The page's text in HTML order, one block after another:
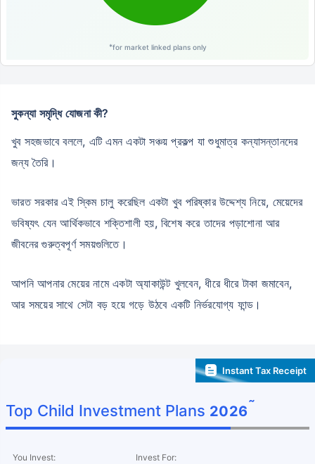
*for market linked plans only
সুকন্যা সমৃদ্ধি যোজনা কী?
খুব সহজভাবে বললে, এটি এমন একটা সঞ্চয় প্রকল্প যা শুধুমাত্র কন্যাসন্তানদের
জন্য তৈরি।
ভারত সরকার এই স্কিম চালু করেছিল একটা খুব পরিষ্কার উদ্দেশ্য নিয়ে, মেয়েদের
ভবিষ্যৎ যেন আর্থিকভাবে শক্তিশালী হয়, বিশেষ করে তাদের পড়াশোনা আর
জীবনের গুরুত্বপূর্ণ সময়গুলিতে।
আপনি আপনার মেয়ের নামে একটা অ্যাকাউন্ট খুলবেন, ধীরে ধীরে টাকা জমাবেন,
আর সময়ের সাথে সেটা বড় হয়ে গড়ে উঠবে একটি নির্ভরযোগ্য ফান্ড।
Instant Tax Receipt
Top Child Investment Plans 2026˜
You Invest: Invest For: